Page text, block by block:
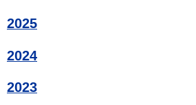
2025
2024
2023